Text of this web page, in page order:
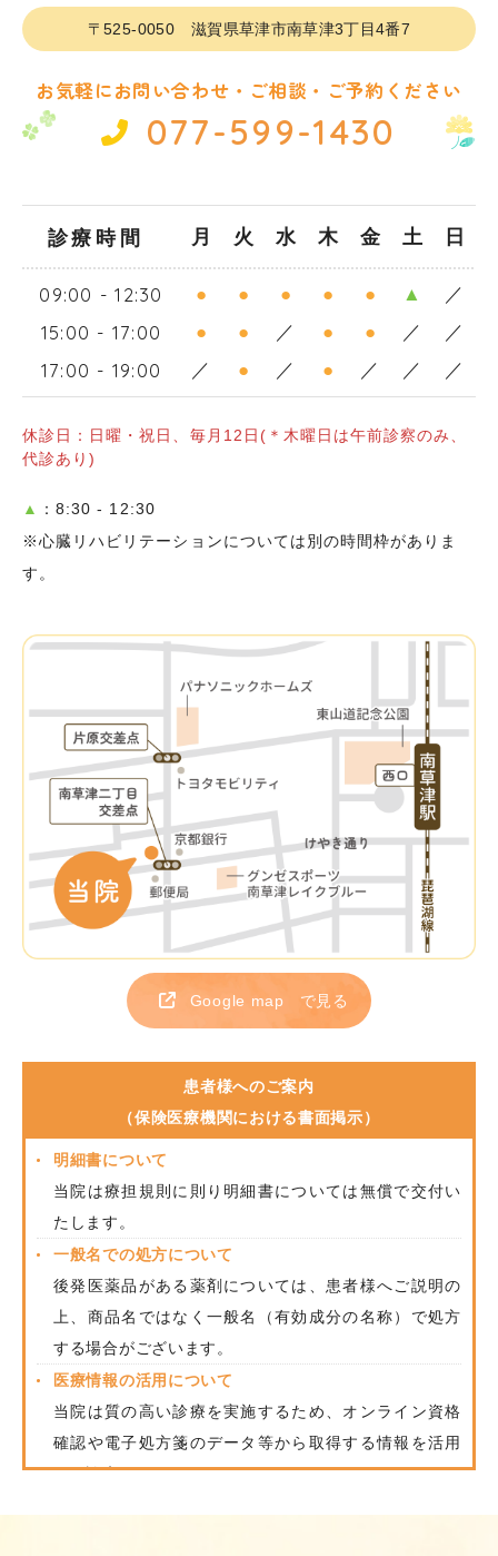
〒525-0050 滋賀県草津市南草津3丁目4番7
お気軽にお問い合わせ・ご相談・ご予約ください
077-599-1430
診療時間 月 火 水 木 金 土 日
09:00 - 12:30 ● ● ● ● ● ▲ ／
15:00 - 17:00 ● ● ／ ● ● ／ ／
17:00 - 19:00 ／ ● ／ ● ／ ／ ／
休診日：日曜・祝日、毎月12日(＊木曜日は午前診察のみ、
代診あり)
▲
：8:30 - 12:30
※心臓リハビリテーションについては別の時間枠がありま
す。
Google map で見る
患者様へのご案内
（保険医療機関における書面掲示）
明細書について
当院は療担規則に則り明細書については無償で交付い
たします。
一般名での処方について
後発医薬品がある薬剤については、患者様へご説明の
上、商品名ではなく一般名（有効成分の名称）で処方
する場合がございます。
医療情報の活用について
当院は質の高い診療を実施するため、オンライン資格
確認や電子処方箋のデータ等から取得する情報を活用
して診療をおこなっています。